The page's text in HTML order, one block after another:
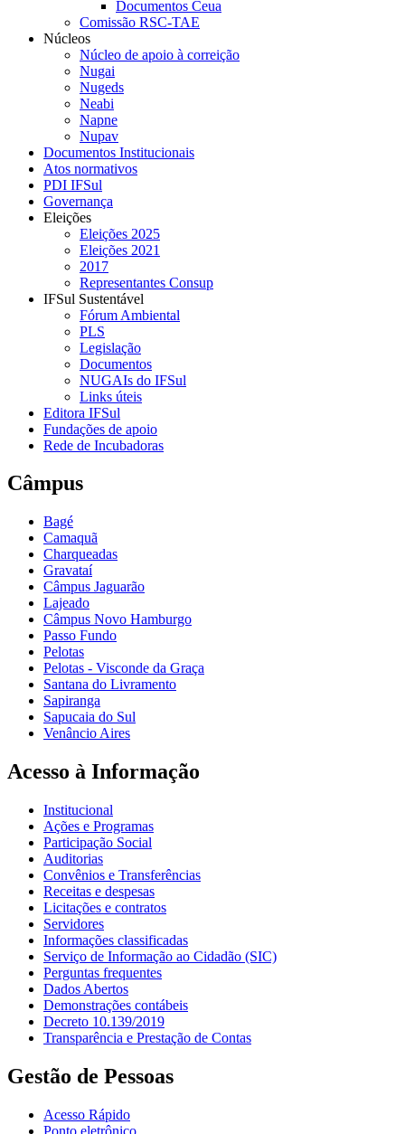
Documentos Ceua
Comissão RSC-TAE
Núcleos
Núcleo de apoio à correição
Nugai
Nugeds
Neabi
Napne
Nupav
Documentos Institucionais
Atos normativos
PDI IFSul
Governança
Eleições
Eleições 2025
Eleições 2021
2017
Representantes Consup
IFSul Sustentável
Fórum Ambiental
PLS
Legislação
Documentos
NUGAIs do IFSul
Links úteis
Editora IFSul
Fundações de apoio
Rede de Incubadoras
Câmpus
Bagé
Camaquã
Charqueadas
Gravataí
Câmpus Jaguarão
Lajeado
Câmpus Novo Hamburgo
Passo Fundo
Pelotas
Pelotas - Visconde da Graça
Santana do Livramento
Sapiranga
Sapucaia do Sul
Venâncio Aires
Acesso à Informação
Institucional
Ações e Programas
Participação Social
Auditorias
Convênios e Transferências
Receitas e despesas
Licitações e contratos
Servidores
Informações classificadas
Serviço de Informação ao Cidadão (SIC)
Perguntas frequentes
Dados Abertos
Demonstrações contábeis
Decreto 10.139/2019
Transparência e Prestação de Contas
Gestão de Pessoas
Acesso Rápido
Ponto eletrônico